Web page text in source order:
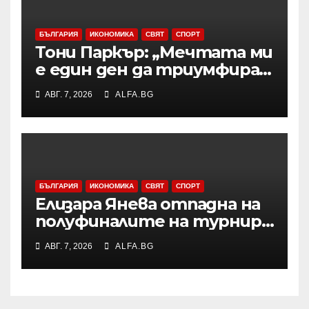
БЪЛГАРИЯ ИКОНОМИКА СВЯТ СПОРТ
Тони Паркър: „Мечтата ми
е един ден да триумфирам
с АСВЕЛ и да стана
шампион на НБА Европа“
АВГ. 7, 2026 ALFA.BG
БЪЛГАРИЯ ИКОНОМИКА СВЯТ СПОРТ
Елизара Янева отпадна на
полуфиналите на турнир
по тенис УТА 125 във
Варшава, ще запише ново
рекордно класиране в
АВГ. 7, 2026 ALFA.BG